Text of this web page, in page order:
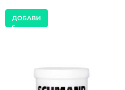
ДОБАВИ